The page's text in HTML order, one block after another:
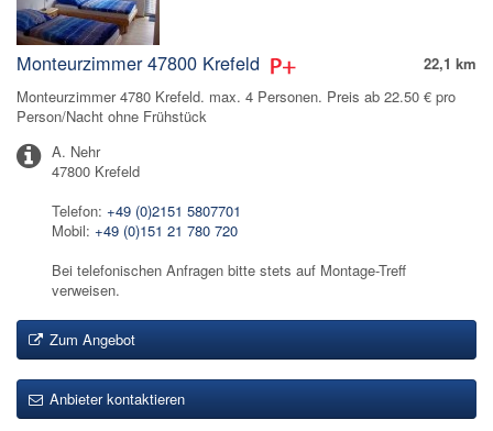
22,1 km
Monteurzimmer 47800 Krefeld
Monteurzimmer 4780 Krefeld. max. 4 Personen. Preis ab 22.50 € pro
Person/Nacht ohne Frühstück
A. Nehr
47800 Krefeld
Telefon: +49 (0)2151 5807701
Mobil: +49 (0)151 21 780 720
Bei telefonischen Anfragen bitte stets auf Montage-Treff
verweisen.
Zum Angebot
Anbieter kontaktieren